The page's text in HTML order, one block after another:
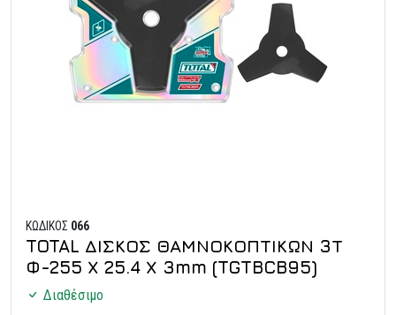
ΚΩΔΙΚΟΣ 066
TOTAL ΔΙΣΚΟΣ ΘΑΜΝΟΚΟΠΤΙΚΩΝ 3Τ
Φ-255 Χ 25.4 Χ 3mm (TGTBCB95)
Διαθέσιμο